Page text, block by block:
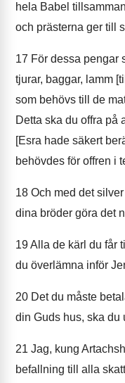
hela Babel
och prästerna ger till
17 För dessa pengar
tjurar, baggar, lamm
som behövs till de
Detta ska du offra på
[Esra hade säkert
behövdes för offren i
18 Och med det
dina bröder göra det
19Alla de kärl du får
du överlämna inför
20 Det du måste
din Guds hus, ska du
21 Jag, kung
befallning till alla